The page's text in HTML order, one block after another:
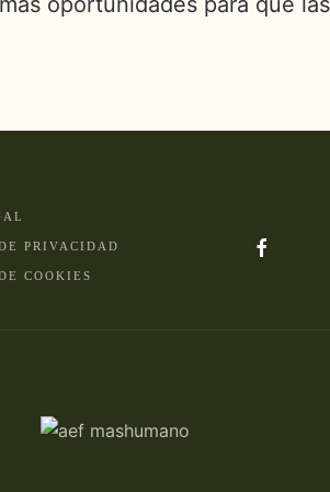
PRIVACIDAD
COOKIES